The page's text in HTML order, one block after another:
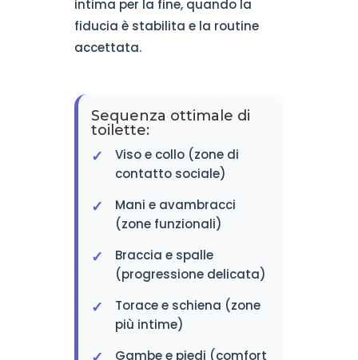
intima per la fine, quando la
fiducia è stabilita e la routine
accettata.
Sequenza ottimale di
toilette:
Viso e collo (zone di
contatto sociale)
Mani e avambracci
(zone funzionali)
Braccia e spalle
(progressione delicata)
Torace e schiena (zone
più intime)
Gambe e piedi (comfort